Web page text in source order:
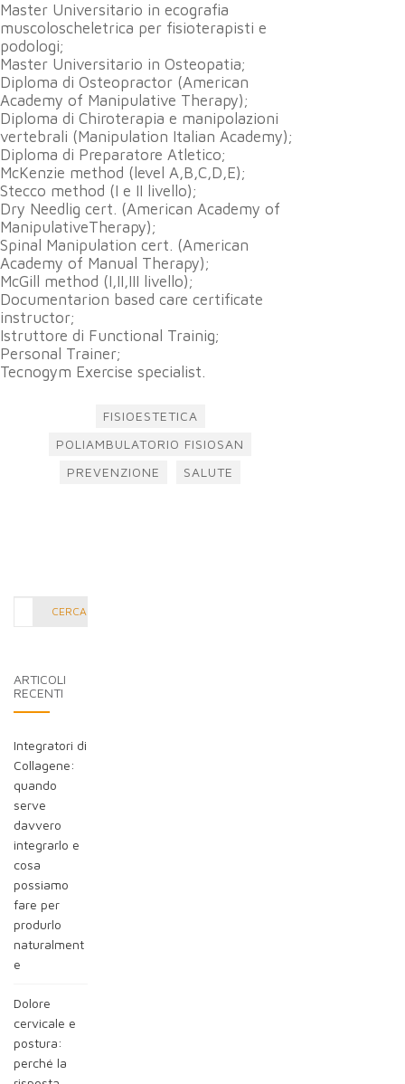
Master Universitario in ecografia
muscoloscheletrica per fisioterapisti e
podologi;
Master Universitario in Osteopatia;
Diploma di Osteopractor (American
Academy of Manipulative Therapy);
Diploma di Chiroterapia e manipolazioni
vertebrali (Manipulation Italian Academy);
Diploma di Preparatore Atletico;
McKenzie method (level A,B,C,D,E);
Stecco method (I e II livello);
Dry Needlig cert. (American Academy of
ManipulativeTherapy);
Spinal Manipulation cert. (American
Academy of Manual Therapy);
McGill method (I,II,III livello);
Documentarion based care certificate
instructor;
Istruttore di Functional Trainig;
Personal Trainer;
Tecnogym Exercise specialist.
FISIOESTETICA
POLIAMBULATORIO FISIOSAN
PREVENZIONE
SALUTE
CERCA
ARTICOLI
RECENTI
Integratori di
Collagene:
quando
serve
davvero
integrarlo e
cosa
possiamo
fare per
produrlo
naturalment
e
Dolore
cervicale e
postura:
perché la